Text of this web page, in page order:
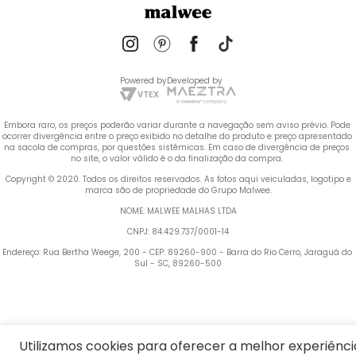
Powered byDeveloped by
Embora raro, os preços poderão variar durante a navegação sem aviso prévio. Pode
ocorrer divergência entre o preço exibido no detalhe do produto e preço apresentado
na sacola de compras, por questões sistêmicas. Em caso de divergência de preços
no site, o valor válido é o da finalização da compra.
marca são de propriedade do Grupo Malwee.
NOME: MALWEE MALHAS LTDA
CNPJ: 84.429.737/0001-14
Endereço: Rua Bertha Weege, 200 - CEP: 89260-900 - Barra do Rio Cerro, Jaraguá do
Sul - SC, 89260-500
Utilizamos cookies para oferecer a melhor
Vestido